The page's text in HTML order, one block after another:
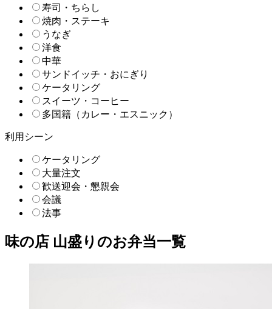
寿司・ちらし
焼肉・ステーキ
うなぎ
洋食
中華
サンドイッチ・おにぎり
ケータリング
スイーツ・コーヒー
多国籍（カレー・エスニック）
利用シーン
ケータリング
大量注文
歓送迎会・懇親会
会議
法事
味の店 山盛りのお弁当一覧